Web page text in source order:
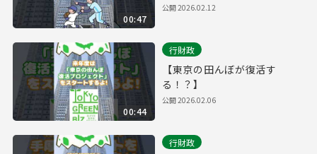
00:47
公開2026.02.12
00:44
行財政
【東京の田んぼが復活す
る！？】
公開2026.02.06
行財政